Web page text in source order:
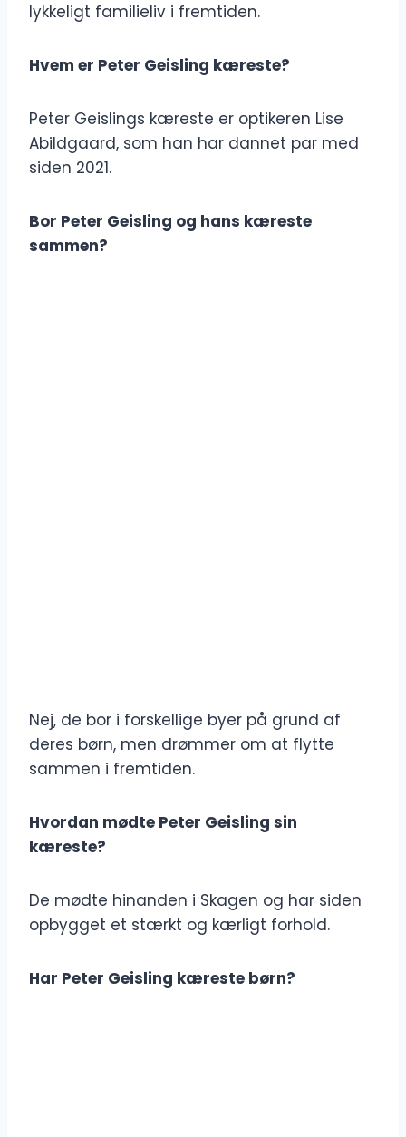
lykkeligt familieliv i fremtiden.
Hvem er Peter Geisling kæreste?
Peter Geislings kæreste er optikeren Lise
Abildgaard, som han har dannet par med
siden 2021.
Bor Peter Geisling og hans kæreste
sammen?
Nej, de bor i forskellige byer på grund af
deres børn, men drømmer om at flytte
sammen i fremtiden.
Hvordan mødte Peter Geisling sin
kæreste?
De mødte hinanden i Skagen og har siden
opbygget et stærkt og kærligt forhold.
Har Peter Geisling kæreste børn?